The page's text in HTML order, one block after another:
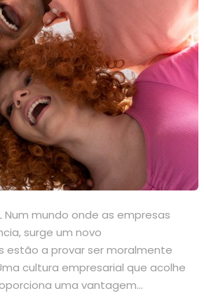
Num mundo onde as empresas
surge um novo
estão a provar ser moralmente
cultura empresarial que acolhe
uma vantagem...